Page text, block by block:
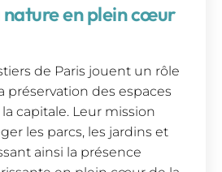
nature en plein cœur
de Paris jouent un rôle
préservation des espaces
capitale. Leur mission
les parcs, les jardins et
ainsi la présence